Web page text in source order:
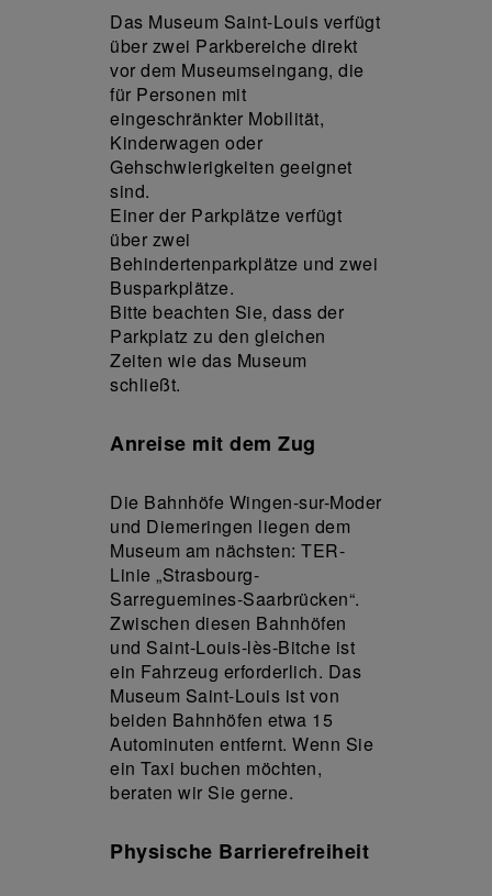
Das Museum Saint-Louis verfügt
über zwei Parkbereiche direkt
vor dem Museumseingang, die
für Personen mit
eingeschränkter Mobilität,
Kinderwagen oder
Gehschwierigkeiten geeignet
sind.
Einer der Parkplätze verfügt
über zwei
Behindertenparkplätze und zwei
Busparkplätze.
Bitte beachten Sie, dass der
Parkplatz zu den gleichen
Zeiten wie das Museum
schließt.
Anreise mit dem Zug
Die Bahnhöfe Wingen-sur-Moder
und Diemeringen liegen dem
Museum am nächsten: TER-
Linie „Strasbourg-
Sarreguemines-Saarbrücken“.
Zwischen diesen Bahnhöfen
und Saint-Louis-lès-Bitche ist
ein Fahrzeug erforderlich. Das
Museum Saint-Louis ist von
beiden Bahnhöfen etwa 15
Autominuten entfernt. Wenn Sie
ein Taxi buchen möchten,
beraten wir Sie gerne.
Physische Barrierefreiheit